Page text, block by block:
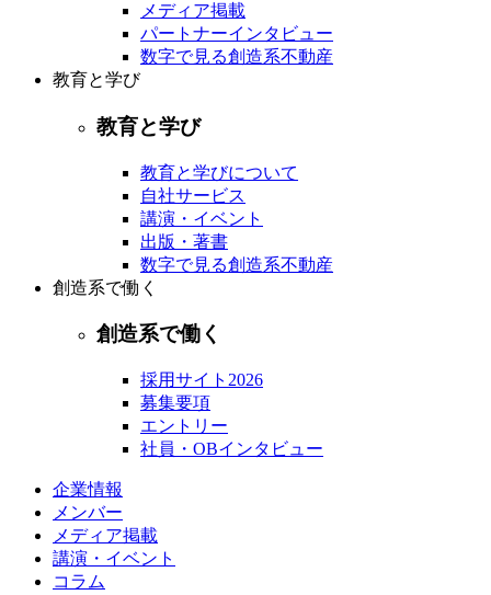
メディア掲載
パートナーインタビュー
数字で見る創造系不動産
教育と学び
教育と学び
教育と学びについて
自社サービス
講演・イベント
出版・著書
数字で見る創造系不動産
創造系で働く
創造系で働く
採用サイト2026
募集要項
エントリー
社員・OBインタビュー
企業情報
メンバー
メディア掲載
講演・イベント
コラム